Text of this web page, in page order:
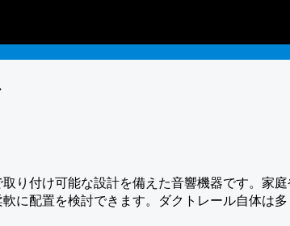
り付け可能な設計を備えた音響機器です。家
に配置を検討できます。ダクトレール自体は